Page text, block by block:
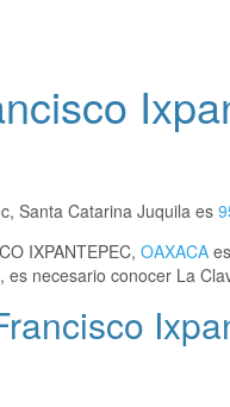
Santa Catarina Juquila es
IXPANTEPEC, OAXACA
es necesario conocer La